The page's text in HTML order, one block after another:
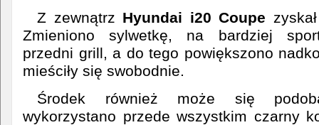
Z zewnątrz Hyundai i20 Coupe
Zmieniono sylwetkę, na bardziej
przedni grill, a do tego powiększono
mieściły się swobodnie.
Środek również może się
wykorzystano przede wszystkim czarny